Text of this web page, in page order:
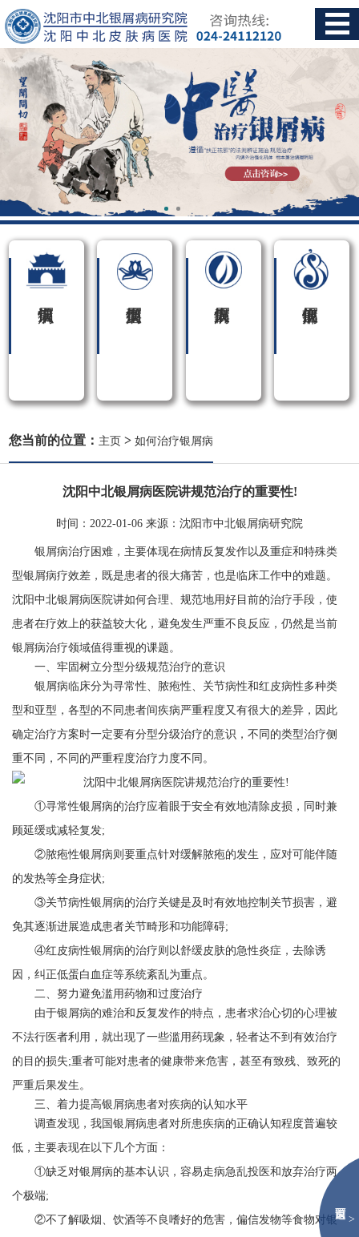
您当前的位置： 主页 >如何治疗银屑病
沈阳中北银屑病医院讲规范治疗的重要性!
时间： 2022-01-06 来源： 沈阳市中北银屑病研究院
银屑病治疗困难，主要体现在病情反复发作以及重症和特殊类
型银屑病疗效差，既是患者的很大痛苦，也是临床工作中的难题。
沈阳中北银屑病医院讲如何合理、规范地用好目前的治疗手段，使
患者在疗效上的获益较大化，避免发生严重不良反应，仍然是当前
银屑病治疗领域值得重视的课题。
一、牢固树立分型分级规范治疗的意识
银屑病临床分为寻常性、脓疱性、关节病性和红皮病性多种类
型和亚型，各型的不同患者间疾病严重程度又有很大的差异，因此
确定治疗方案时一定要有分型分级治疗的意识，不同的类型治疗侧
重不同，不同的严重程度治疗力度不同。
①寻常性银屑病的治疗应着眼于安全有效地清除皮损，同时兼
顾延缓或减轻复发;
②脓疱性银屑病则要重点针对缓解脓疱的发生，应对可能伴随
的发热等全身症状;
③关节病性银屑病的治疗关键是及时有效地控制关节损害，避
免其逐渐进展造成患者关节畸形和功能障碍;
④红皮病性银屑病的治疗则以舒缓皮肤的急性炎症，去除诱
因，纠正低蛋白血症等系统紊乱为重点。
二、努力避免滥用药物和过度治疗
由于银屑病的难治和反复发作的特点，患者求治心切的心理被
不法行医者利用，就出现了一些滥用药现象，轻者达不到有效治疗
的目的损失;重者可能对患者的健康带来危害，甚至有致残、致死的
严重后果发生。
三、着力提高银屑病患者对疾病的认知水平
调查发现，我国银屑病患者对所患疾病的正确认知程度普遍较
低，主要表现在以下几个方面：
①缺乏对银屑病的基本认识，容易走病急乱投医和放弃治疗两
个极端;
②不了解吸烟、饮酒等不良嗜好的危害，偏信发物等食物对银
>